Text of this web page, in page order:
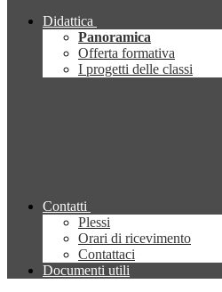
Didattica
Panoramica
Offerta formativa
I progetti delle classi
Contatti
Plessi
Orari di ricevimento
Contattaci
Documenti utili